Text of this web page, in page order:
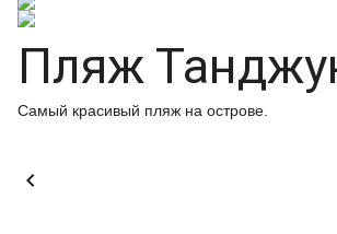
Пляж
Самый красивый пляж на острове.
